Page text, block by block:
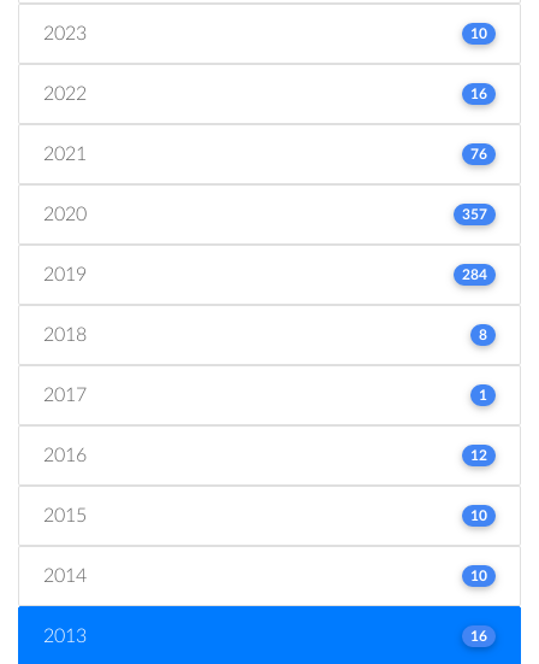
2023 10
2022 16
2021 76
2020 357
2019 284
2018 8
2017 1
2016 12
2015 10
2014 10
2013 16